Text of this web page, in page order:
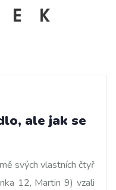
ale jak se
svých vlastních čtyř
12, Martin 9) vzali